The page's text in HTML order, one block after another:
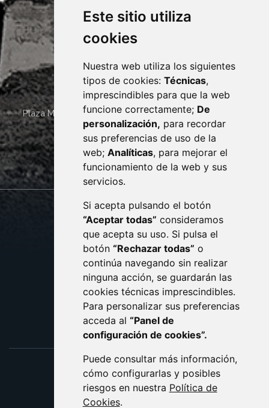
Este sitio utiliza
cookies
Nuestra web utiliza los siguientes
tipos de cookies: Técnicas,
imprescindibles para que la web
funcione correctamente; De
personalización, para recordar
sus preferencias de uso de la
web; Analíticas, para mejorar el
funcionamiento de la web y sus
servicios.
Si acepta pulsando el botón
“Aceptar todas” consideramos
que acepta su uso. Si pulsa el
botón “Rechazar todas” o
continúa navegando sin realizar
ninguna acción, se guardarán las
cookies técnicas imprescindibles.
Para personalizar sus preferencias
acceda al “Panel de
configuración de cookies”.
Puede consultar más información,
cómo configurarlas y posibles
riesgos en nuestra Política de
Cookies.
Plaza Mayor 4 22400 MONZÓN - ARAGÓN (ESPAÑA)
· (34) 974 400 700 ·
sac@monzon.es
monzon.es
CONTACTO
AVISO LEGAL
PROTECCIÓN DE DATOS
POLÍTICA DE COOKIES
ACCESIBILIDAD
ENLACE EXTERNO AL